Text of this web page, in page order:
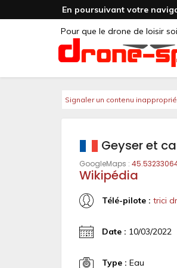
En poursuivant votre
Pour que le drone de loisir
Signaler un contenu inapproprié
Geyser et
GoogleMaps :
Wikipédia
Télé-pilote : trici
Date : 10/03/2022
Type : Eau